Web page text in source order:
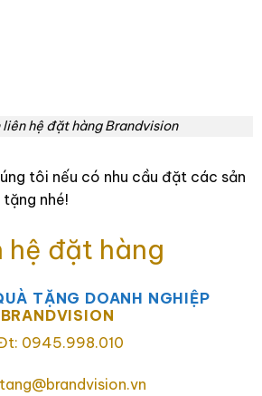
liên hệ đặt hàng Brandvision
tôi nếu có nhu cầu đặt các sản
nhé!
hệ đặt hàng
TẶNG DOANH NGHIỆP
BRANDVISION
0945.998.010